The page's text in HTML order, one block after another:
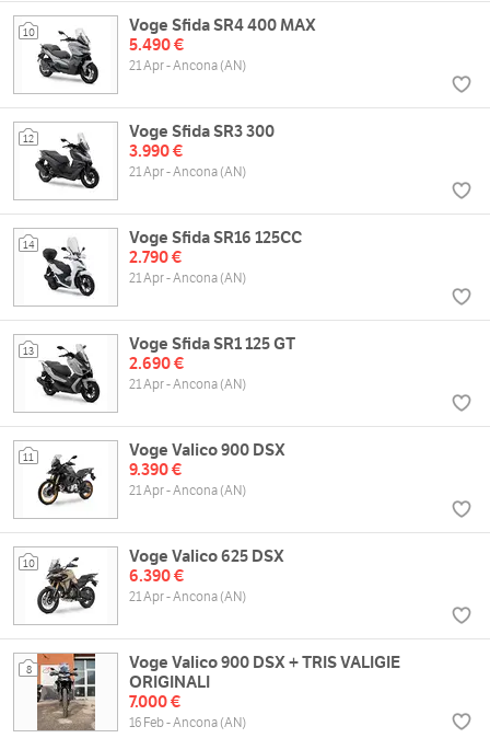
10
Voge Sfida SR4 400 MAX
5.490 €
21 Apr - Ancona (AN)
12
Voge Sfida SR3 300
3.990 €
21 Apr - Ancona (AN)
14
Voge Sfida SR16 125CC
2.790 €
21 Apr - Ancona (AN)
13
Voge Sfida SR1 125 GT
2.690 €
21 Apr - Ancona (AN)
11
Voge Valico 900 DSX
9.390 €
21 Apr - Ancona (AN)
10
Voge Valico 625 DSX
6.390 €
21 Apr - Ancona (AN)
8
Voge Valico 900 DSX + TRIS VALIGIE
ORIGINALI
7.000 €
16 Feb - Ancona (AN)